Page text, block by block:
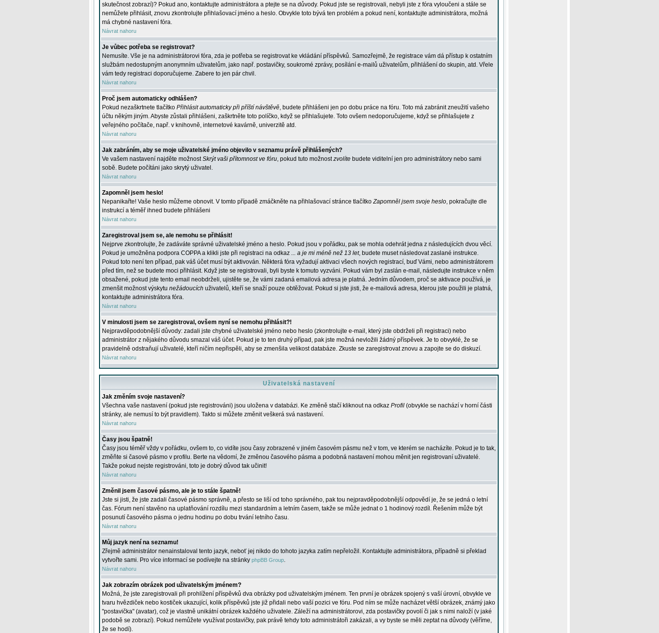
skutečnost zobrazí)? Pokud ano, kontaktujte administrátora a ptejte se na důvody. Pokud jste se registrovali, nebyli jste z fóra vyloučeni a stále se
nemůžete přihlásit, znovu zkontrolujte přihlašovací jméno a heslo. Obvykle toto bývá ten problém a pokud není, kontaktujte administrátora, možná
má chybné nastavení fóra.
Návrat nahoru
Je vůbec potřeba se registrovat?
Nemusíte. Vše je na administrátorovi fóra, zda je potřeba se registrovat ke vkládání příspěvků. Samozřejmě, že registrace vám dá přístup k ostatním
službám nedostupným anonymním uživatelům, jako např. postavičky, soukromé zprávy, posílání e-mailů uživatelům, přihlášení do skupin, atd. Vřele
vám tedy registraci doporučujeme. Zabere to jen pár chvil.
Návrat nahoru
Proč jsem automaticky odhlášen?
Pokud nezaškrtnete tlačítko Přihlásit automaticky při příští návštěvě, budete přihlášeni jen po dobu práce na fóru. Toto má zabránit zneužití vašeho
účtu někým jiným. Abyste zůstali přihlášeni, zaškrtněte toto políčko, když se přihlašujete. Toto ovšem nedoporučujeme, když se přihlašujete z
veřejného počítače, např. v knihovně, internetové kavárně, univerzitě atd.
Návrat nahoru
Jak zabráním, aby se moje uživatelské jméno objevilo v seznamu právě přihlášených?
Ve vašem nastavení najděte možnostSkrýt vaši přítomnost ve fóru, pokud tuto možnostzvolíte budete viditelní jen pro administrátory nebo sami
sobě. Budete počítáni jako skrytý uživatel.
Návrat nahoru
Zapomněl jsem heslo!
Nepanikařte! Vaše heslo můžeme obnovit. V tomto případě zmáčkněte na přihlašovací stránce tlačítkoZapomněl jsem svoje heslo, pokračujte dle
instrukcí a téměř ihned budete přihlášeni
Návrat nahoru
Zaregistroval jsem se, ale nemohu se přihlásit!
Nejprve zkontrolujte, že zadáváte správné uživatelské jméno a heslo. Pokud jsou v pořádku, pak se mohla odehrát jedna z následujících dvou věcí.
Pokud je umožněna podpora COPPA a klikli jste při registraci na odkaz ... a je mi méně než 13 let, budete muset následovat zaslané instrukce.
Pokud toto není ten případ, pak váš účet musí být aktivován. Některá fóra vyžadují aktivaci všech nových registrací, buď Vámi, nebo administrátorem
před tím, než se budete moci přihlásit. Když jste se registrovali, byli byste k tomuto vyzváni. Pokud vám byl zaslán e-mail, následujte instrukce v něm
obsažené, pokud jste tento email neobdrželi, ujistěte se, že vámi zadaná emailová adresa je platná. Jedním důvodem, proč se aktivace používá, je
zmenšit možnost výskytu nežádoucích uživatelů, kteří se snaží pouze obtěžovat. Pokud si jste jisti, že e-mailová adresa, kterou jste použili je platná,
kontaktujte administrátora fóra.
Návrat nahoru
V minulosti jsem se zaregistroval, ovšem nyní se nemohu přihlásit?!
Nejpravděpodobnější důvody: zadali jste chybné uživatelské jméno nebo heslo (zkontrolujte e-mail, který jste obdrželi při registraci) nebo
administrátor z nějakého důvodu smazal váš účet. Pokud je to ten druhý případ, pak jste možná nevložili žádný příspěvek. Je to obvyklé, že se
pravidelně odstraňují uživatelé, kteří ničím nepřispěli, aby se zmenšila velikost databáze. Zkuste se zaregistrovat znovu a zapojte se do diskuzí.
Návrat nahoru
Uživatelská nastavení
Jak změním svoje nastavení?
Všechna vaše nastavení (pokud jste registrováni) jsou uložena v databázi. Ke změně stačí kliknout na odkaz Profil (obvykle se nachází v horní části
stránky, ale nemusí to být pravidlem). Takto si můžete změnit veškerá svá nastavení.
Návrat nahoru
Časy jsou špatně!
Časy jsou téměř vždy v pořádku, ovšem to, co vidíte jsou časy zobrazené v jiném časovém pásmu než v tom, ve kterém se nacházíte. Pokud je to tak,
změňte si časové pásmo v profilu. Berte na vědomí, že změnou časového pásma a podobná nastavení mohou měnit jen registrovaní uživatelé.
Takže pokud nejste registrováni, toto je dobrý důvod tak učinit!
Návrat nahoru
Změnil jsem časové pásmo, ale je to stále špatně!
Jste si jisti, že jste zadali časové pásmo správně, a přesto se liší od toho správného, pak tou nejpravděpodobnější odpovědí je, že se jedná o letní
čas. Fórum není stavěno na uplatňování rozdílu mezi standardním a letním časem, takže se může jednat o 1 hodinový rozdíl. Řešením může být
posunutí časového pásma o jednu hodinu po dobu trvání letního času.
Návrat nahoru
Můj jazyk není na seznamu!
Zřejmě administrátor nenainstaloval tento jazyk, neboť jej nikdo do tohoto jazyka zatím nepřeložil. Kontaktujte administrátora, případně si překlad
vytvořte sami. Pro více informací se podívejte na stránky phpBB Group.
Návrat nahoru
Jak zobrazím obrázek pod uživatelským jménem?
Možná, že jste zaregistrovali při prohlížení příspěvků dva obrázky pod uživatelským jménem. Ten první je obrázek spojený s vaší úrovní, obvykle ve
tvaru hvězdiček nebo kostiček ukazující, kolik příspěvků jste již přidali nebo vaší pozici ve fóru. Pod ním se může nacházet větší obrázek, známý jako
"postavička" (avatar), což je vlastně unikátní obrázek každého uživatele. Záleží na administrátorovi, zda postavičky povolí či jak s nimi naloží (v jaké
podobě se zobrazí). Pokud nemůžete využívat postavičky, pak právě tehdy toto administrátoři zakázali, a vy byste se měli zeptat na důvody (věříme,
že se hodí).